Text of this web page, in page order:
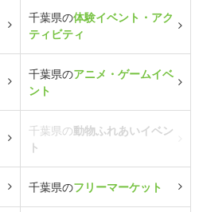
千葉県の体験イベント・アク
ティビティ
千葉県のアニメ・ゲームイベ
ント
千葉県の動物ふれあいイベン
ト
千葉県のフリーマーケット